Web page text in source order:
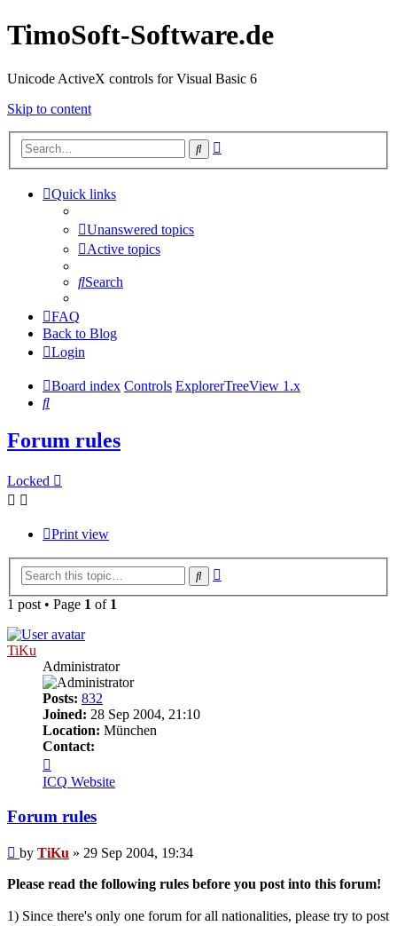
TimoSoft-Software.de
Unicode ActiveX controls for Visual Basic 6
Skip to content
Search
Quick links
Unanswered topics
Active topics
Search
FAQ
Back to Blog
Login
Board index Controls ExplorerTreeView 1.x
Search
Forum rules
Locked
Print view
Search
1 post • Page 1 of 1
TiKu
Administrator
Posts: 832
Joined: 28 Sep 2004, 21:10
Location: München
Contact:
TiKu
ICQ Website
Forum rules
Post
by TiKu » 29 Sep 2004, 19:34
Please read the following rules before you post into this forum!
1) Since there's only one forum for all nationalities, please try to post